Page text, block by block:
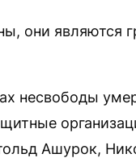
они являются
несвободы
Ашурок,